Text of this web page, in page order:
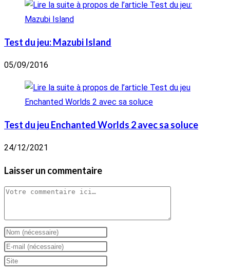
Test du jeu: Mazubi Island
05/09/2016
Test du jeu Enchanted Worlds 2 avec sa soluce
24/12/2021
Laisser un commentaire
Comment
Enter
your
name
Enter
your
Saisir